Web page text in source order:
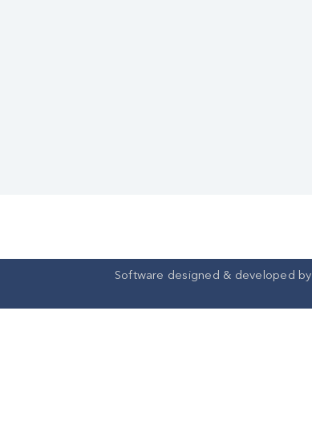
Software designed & developed by